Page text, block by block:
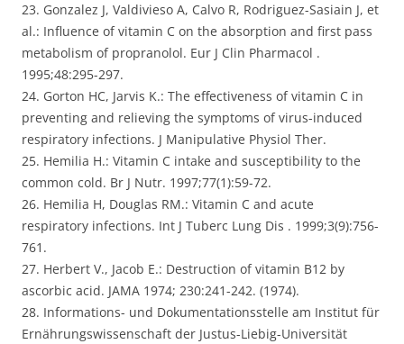
23. Gonzalez J, Valdivieso A, Calvo R, Rodriguez-Sasiain J, et
al.: Influence of vitamin C on the absorption and first pass
metabolism of propranolol. Eur J Clin Pharmacol .
1995;48:295-297.
24. Gorton HC, Jarvis K.: The effectiveness of vitamin C in
preventing and relieving the symptoms of virus-induced
respiratory infections. J Manipulative Physiol Ther.
25. Hemilia H.: Vitamin C intake and susceptibility to the
common cold. Br J Nutr. 1997;77(1):59-72.
26. Hemilia H, Douglas RM.: Vitamin C and acute
respiratory infections. Int J Tuberc Lung Dis . 1999;3(9):756-
761.
27. Herbert V., Jacob E.: Destruction of vitamin B12 by
ascorbic acid. JAMA 1974; 230:241-242. (1974).
28. Informations- und Dokumentationsstelle am Institut für
Ernährungswissenschaft der Justus-Liebig-Universität